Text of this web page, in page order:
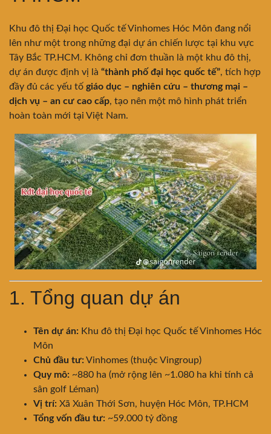
Khu đô thị Đại học Quốc tế Vinhomes Hóc Môn đang nổi
lên như một trong những đại dự án chiến lược tại khu vực
Tây Bắc TP.HCM. Không chỉ đơn thuần là một khu đô thị,
dự án được định vị là “thành phố đại học quốc tế”, tích hợp
đầy đủ các yếu tố giáo dục – nghiên cứu – thương mại –
dịch vụ – an cư cao cấp, tạo nên một mô hình phát triển
hoàn toàn mới tại Việt Nam.
1. Tổng quan dự án
Tên dự án: Khu đô thị Đại học Quốc tế Vinhomes Hóc
Môn
Chủ đầu tư:Vinhomes (thuộc Vingroup)
Quy mô: ~880 ha (mở rộng lên ~1.080 ha khi tính cả
sân golf Léman)
Vị trí: Xã Xuân Thới Sơn, huyện Hóc Môn, TP.HCM
Tổng vốn đầu tư: ~59.000 tỷ đồng